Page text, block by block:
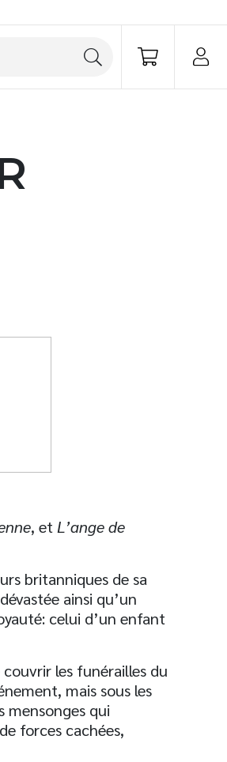
, et L’ange de
britanniques de sa
ainsi qu’un
celui d’un enfant
les funérailles du
mais sous les
mensonges qui
forces cachées,